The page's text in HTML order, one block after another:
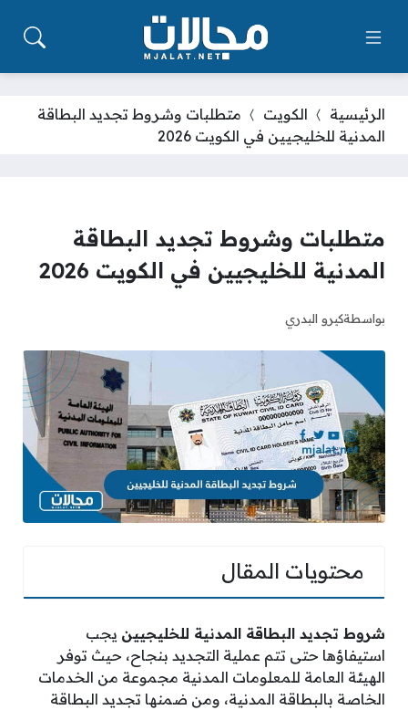
الرئيسية الكويت
متطلبات وشروط تجديد البطاقة
المدنية للخليجيين في الكويت 2026
متطلبات وشروط تجديد البطاقة
المدنية للخليجيين في الكويت 2026
بواسطةكيرو البدري
محتويات المقال
شروط تجديد البطاقة المدنية للخليجيين يجب
استيفاؤها حتى تتم عملية التجديد بنجاح، حيث توفر
الهيئة العامة للمعلومات المدنية مجموعة من الخدمات
الخاصة بالبطاقة المدنية، ومن ضمنها تجديد البطاقة